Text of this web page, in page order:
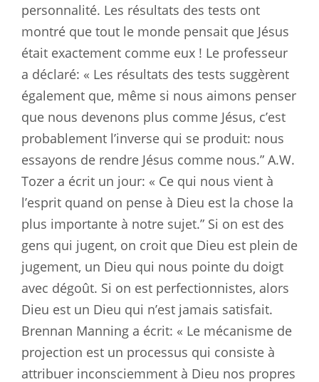
personnalité. Les résultats des tests ont
montré que tout le monde pensait que Jésus
était exactement comme eux ! Le professeur
a déclaré: « Les résultats des tests suggèrent
également que, même si nous aimons penser
que nous devenons plus comme Jésus, c’est
probablement l’inverse qui se produit: nous
essayons de rendre Jésus comme nous.” A.W.
Tozer a écrit un jour: « Ce qui nous vient à
l’esprit quand on pense à Dieu est la chose la
plus importante à notre sujet.” Si on est des
gens qui jugent, on croit que Dieu est plein de
jugement, un Dieu qui nous pointe du doigt
avec dégoût. Si on est perfectionnistes, alors
Dieu est un Dieu qui n’est jamais satisfait.
Brennan Manning a écrit: « Le mécanisme de
projection est un processus qui consiste à
attribuer inconsciemment à Dieu nos propres